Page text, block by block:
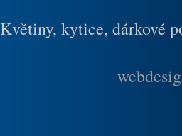
Květiny, kytice, dárkové